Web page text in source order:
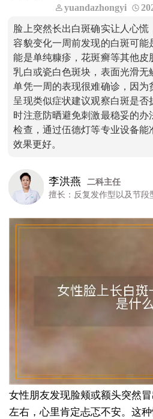
yuandazhongyi
脸上突然长出白斑确实让人心
容貌变化一周前发现的白斑可
能是单纯糠疹，花斑癣等其他皮
乳白或瓷白色斑块，表面光滑无
单凭一周的表现很难确诊，因
呈现类似症状建议观察白斑是否
时注意防晒避免刺激最稳妥的办
检查，通过伍德灯等专业设备能
效果更好。
李洪燕
二科主任
擅长：反复发作型以及节段
女性朋友发现脸颊或额头突然
左右，心里肯定忐忑不安。这